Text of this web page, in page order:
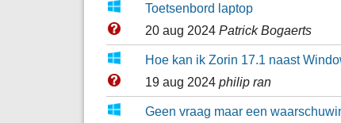
Toetsenbord laptop
20 aug 2024 Patrick Bogaerts
Hoe kan ik Zorin 17.1 naast
19 aug 2024 philip ran
Geen vraag maar een